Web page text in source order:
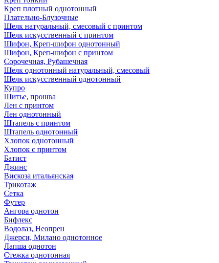
Креп плотный однотонный
Плательно-Блузочные
Шелк натуральный, смесовый с принтом
Шелк искусственный с принтом
Шифон, Креп-шифон однотонный
Шифон, Креп-шифон с принтом
Сорочечная, Рубашечная
Шелк однотонный натуральный, смесовый
Шелк искусственный однотонный
Купро
Шитье, прошва
Лен с принтом
Лен однотонный
Штапель с принтом
Штапель однотонный
Хлопок однотонный
Хлопок с принтом
Батист
Джинс
Вискоза итальянская
Трикотаж
Сетка
Футер
Ангора однотон
Бифлекс
Водолаз, Неопрен
Джерси, Милано однотонное
Лапша однотон
Стежка однотонная